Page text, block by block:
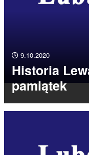
9.10.2020
Historia
pamiątek